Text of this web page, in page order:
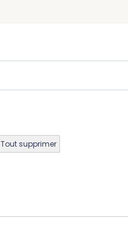
Tout supprimer